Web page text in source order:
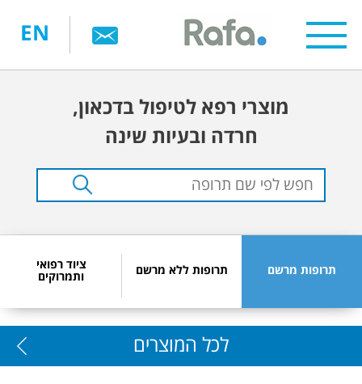
לתוכן
EN
מוצרי רפא לטיפול בדכאון,
חרדה ובעיות שינה
תרופות מרשם תרופות ללא מרשם
ציוד רפואי
ותמרוקים
לכל המוצרים